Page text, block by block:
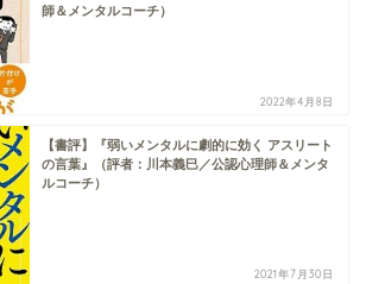
師＆メンタルコーチ）
2022年4月8日
【書評】『弱いメンタルに劇的に効く アスリート
の言葉』（評者：川本義巳／公認心理師＆メンタ
ルコーチ）
2021年7月30日